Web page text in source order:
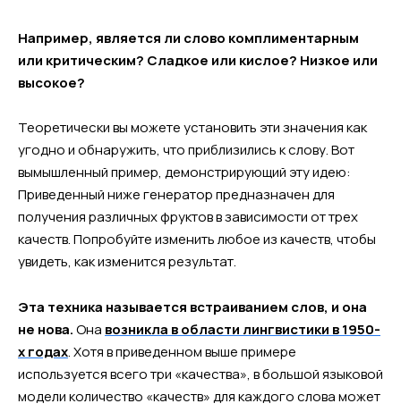
Например, является ли слово комплиментарным
или критическим? Сладкое или кислое? Низкое или
высокое?
Теоретически вы можете установить эти значения как
угодно и обнаружить, что приблизились к слову. Вот
вымышленный пример, демонстрирующий эту идею:
Приведенный ниже генератор предназначен для
получения различных фруктов в зависимости от трех
качеств. Попробуйте изменить любое из качеств, чтобы
увидеть, как изменится результат.
Эта техника называется встраиванием слов, и она
не нова.Она возникла в области лингвистики в 1950-
х годах. Хотя в приведенном выше примере
используется всего три «качества», в большой языковой
модели количество «качеств» для каждого слова может